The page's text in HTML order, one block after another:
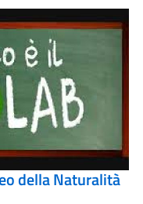
della Naturalità